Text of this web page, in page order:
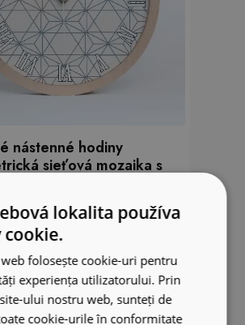
nástenné hodiny
sieťová mozaika s
26.99 EUR
lokalita používa
cookie.
folosește cookie-uri pentru
experiența utilizatorului. Prin
ului nostru web, sunteți de
cookie-urile în conformitate